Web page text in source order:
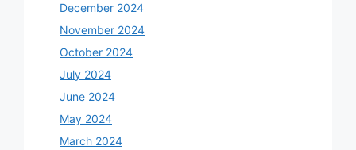
December 2024
November 2024
October 2024
July 2024
June 2024
May 2024
March 2024